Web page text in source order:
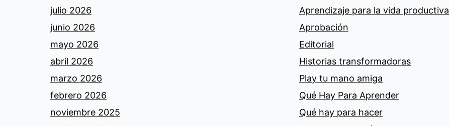
julio 2026
junio 2026
mayo 2026
abril 2026
marzo 2026
febrero 2026
noviembre 2025
Aprendizaje para la vida productiva
Aprobación
Editorial
Historias transformadoras
Play tu mano amiga
Qué Hay Para Aprender
Qué hay para hacer